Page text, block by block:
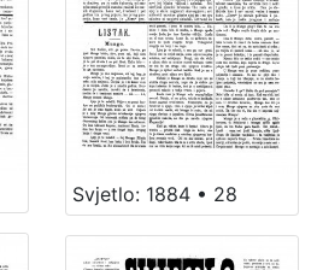
Svjetlo: 1884 • 28